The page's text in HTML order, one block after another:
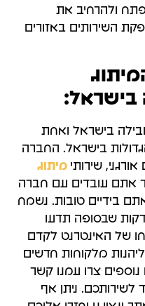
ולהרחיב את
השירותים באזורים
בישראל:
בישראל ואחת
בישראל. החברה
שירותי מיתוג
אתם עובדים עם חברה
בידיים טובות. נשמח
אתכם לפגישה בת 60 דקות שבסופה תדעו
של האינטרנט לקדם
מלקוחות חדשים
צרו עמנו קשר
לשירותכם. ניתן אף